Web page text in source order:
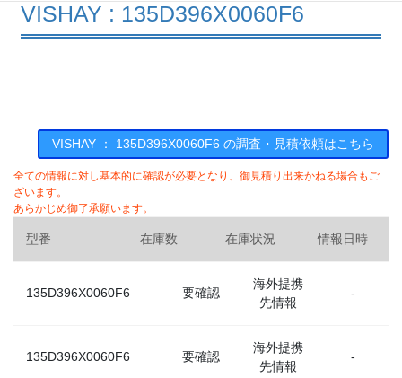
VISHAY : 135D396X0060F6
VISHAY ： 135D396X0060F6 の調査・見積依頼はこちら
全ての情報に対し基本的に確認が必要となり、御見積り出来かねる場合もご
ざいます。
あらかじめ御了承願います。
型番 在庫数 在庫状況 情報日時
135D396X0060F6 要確認
海外提携
先情報
-
135D396X0060F6 要確認
海外提携
先情報
-